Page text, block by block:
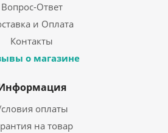
Вопрос-Ответ
и Оплата
Контакты
о магазине
оплаты
на товар